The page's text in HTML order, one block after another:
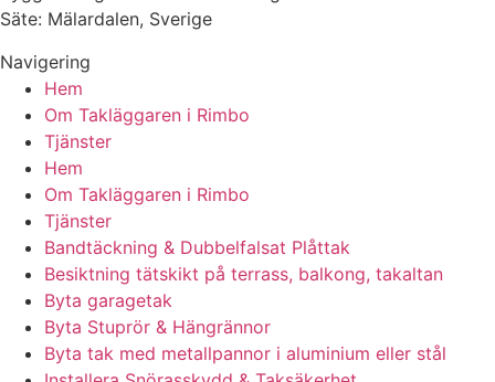
Säte: Mälardalen, Sverige
Navigering
Hem
Om Takläggaren i Rimbo
Tjänster
Hem
Om Takläggaren i Rimbo
Tjänster
Bandtäckning & Dubbelfalsat Plåttak
Besiktning tätskikt på terrass, balkong, takaltan
Byta garagetak
Byta Stuprör & Hängrännor
Byta tak med metallpannor i aluminium eller stål